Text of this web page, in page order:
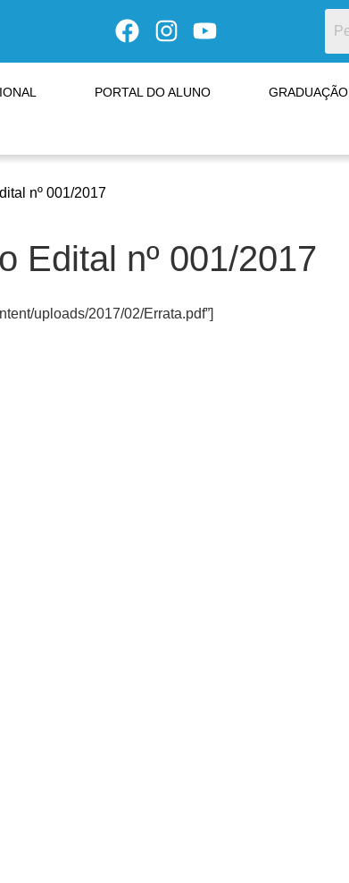
PORTAL DO ALUNO GRADUAÇÃO
nº 001/2017
Edital nº 001/2017
uploads/2017/02/Errata.pdf”]